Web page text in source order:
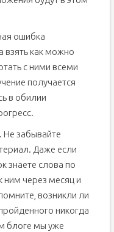
ошибка
взять как можно
с ними всеми
получается
в обилии
Не забывайте
Даже если
знаете слова по
ним через месяц и
возникли ли
никогда
блоге мы уже